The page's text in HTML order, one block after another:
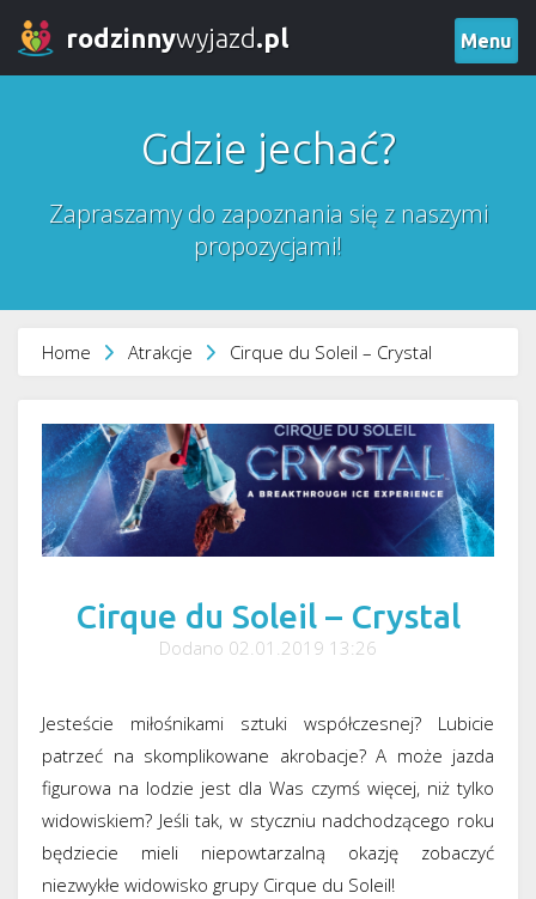
rodzinnywyjazd.pl Menu
Gdzie jechać?
Zapraszamy do zapoznania się z naszymi
propozycjami!
Home Atrakcje Cirque du Soleil – Crystal
Cirque du Soleil – Crystal
Dodano 02.01.2019 13:26
Jesteście miłośnikami sztuki współczesnej? Lubicie
patrzeć na skomplikowane akrobacje? A może jazda
figurowa na lodzie jest dla Was czymś więcej, niż tylko
widowiskiem? Jeśli tak, w styczniu nadchodzącego roku
będziecie mieli niepowtarzalną okazję zobaczyć
niezwykłe widowisko grupy Cirque du Soleil!